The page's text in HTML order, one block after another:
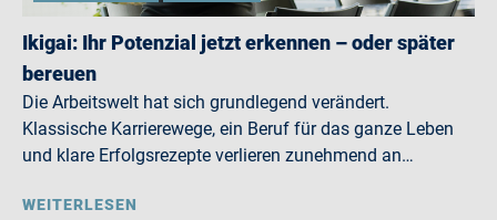
Ikigai: Ihr Potenzial jetzt erkennen – oder später
bereuen
Die Arbeitswelt hat sich grundlegend verändert.
Klassische Karrierewege, ein Beruf für das ganze Leben
und klare Erfolgsrezepte verlieren zunehmend an…
WEITERLESEN